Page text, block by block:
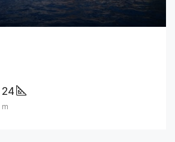
24
m